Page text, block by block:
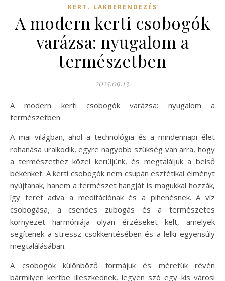
KERT , LAKBERENDEZÉS
A modern kerti csobogók
varázsa: nyugalom a
természetben
2025.09.13.
A modern kerti csobogók varázsa: nyugalom a
természetben
A mai világban, ahol a technológia és a mindennapi élet
rohanása uralkodik, egyre nagyobb szükség van arra, hogy
a természethez közel kerüljünk, és megtaláljuk a belső
békénket. A kerti csobogók nem csupán esztétikai élményt
nyújtanak, hanem a természet hangját is magukkal hozzák,
így teret adva a meditációnak és a pihenésnek. A víz
csobogása, a csendes zubogás és a természetes
környezet harmóniája olyan érzéseket kelt, amelyek
segítenek a stressz csökkentésében és a lelki egyensúly
megtalálásában.
A csobogók különböző formájuk és méretük révén
bármilyen kertbe illeszkednek, legyen szó egy kis városi